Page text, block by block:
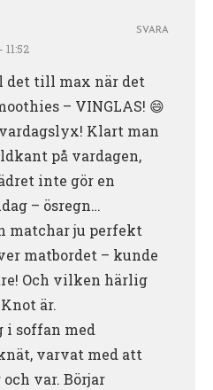
11:52
det till max när det
– VINGLAS! 😄
Klart man
på vardagen,
inte gör en
– ösregn…
matchar ju perfekt
matbordet – kunde
Och vilken härlig
är.
i soffan med
varvat med att
var. Börjar
SVARA